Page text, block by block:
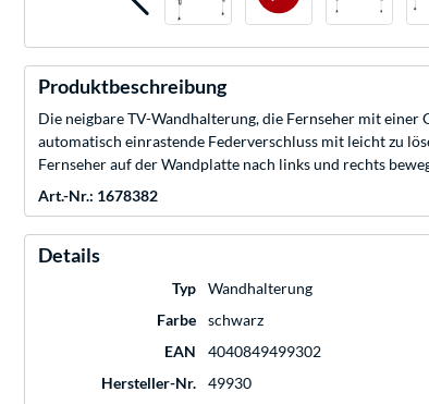
Produktbeschreibung
Die neigbare TV-Wandhalterung, die Fernseher mit einer
automatisch einrastende Federverschluss mit leicht zu
Fernseher auf der Wandplatte nach links und rechts
Art.-Nr.: 1678382
Details
Typ
Wandhalterung
Farbe
schwarz
EAN
4040849499302
Hersteller-Nr.
49930